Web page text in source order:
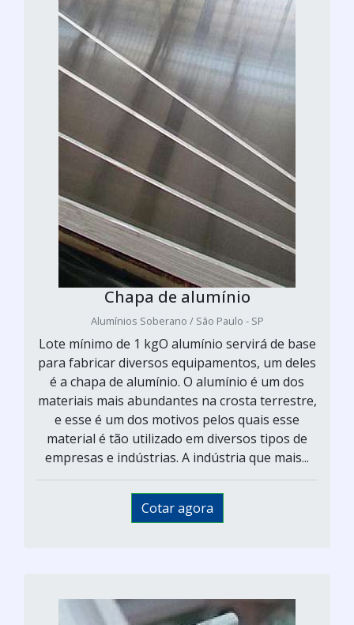
Chapa de alumínio
Alumínios Soberano / São Paulo - SP
Lote mínimo de 1 kgO alumínio servirá de base
para fabricar diversos equipamentos, um deles
é a chapa de alumínio. O alumínio é um dos
materiais mais abundantes na crosta terrestre,
e esse é um dos motivos pelos quais esse
material é tão utilizado em diversos tipos de
empresas e indústrias. A indústria que mais...
Cotar agora